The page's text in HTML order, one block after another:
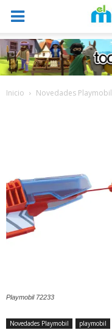
Inicio Novedades Playmobil
Playmobil 72233
Novedades Playmobil playmobil